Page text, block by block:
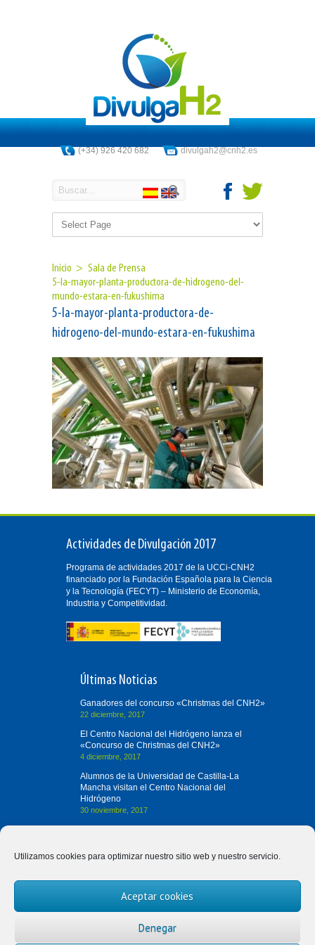
Utilizamos cookies para optimizar nuestro sitio web y nuestro servicio.
Aceptar cookies
Denegar
(+34) 926 420 682 divulgah2@cnh2.es
Inicio > Sala de Prensa
5-la-mayor-planta-productora-de-hidrogeno-del-
mundo-estara-en-fukushima
5-la-mayor-planta-productora-de-
hidrogeno-del-mundo-estara-en-fukushima
Actividades de Divulgación 2017
Programa de actividades 2017 de la UCCi-CNH2
financiado por la Fundación Española para la Ciencia
y la Tecnología (FECYT) – Ministerio de Economía,
Industria y Competitividad.
Últimas Noticias
Ganadores del concurso «Christmas del CNH2»
22 diciembre, 2017
El Centro Nacional del Hidrógeno lanza el
«Concurso de Christmas del CNH2»
4 diciembre, 2017
Alumnos de la Universidad de Castilla-La
Mancha visitan el Centro Nacional del
Hidrógeno
30 noviembre, 2017
Contacta con Nosotros
(+34) 926 420 682
divulgah2@cnh2.es
13500 Puertollano (Ciudad Real)